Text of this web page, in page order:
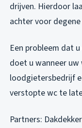
drijven. Hierdoor
achter voor
Een probleem dat
doet u wanneer
loodgietersbedrijf
verstopte wc te
Partners: